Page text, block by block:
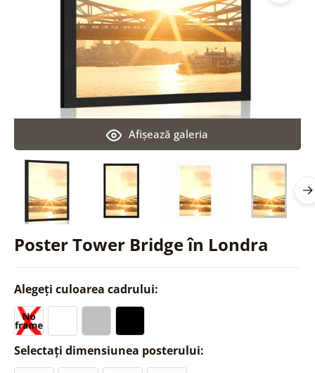
Poster Tower Bridge în Londra
Afişează galeria
Alegeți culoarea cadrului:
Selectați dimensiunea posterului: